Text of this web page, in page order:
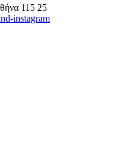
115 25
instagram